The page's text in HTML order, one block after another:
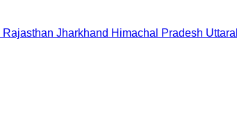
Rajasthan Jharkhand Himachal Pradesh